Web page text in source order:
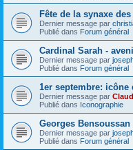
Fête de la synaxe
Dernier message par
Publié dans Forum général
Cardinal Sarah -
Dernier message par
Publié dans Forum général
1er septembre: icône
Dernier message par
Publié dans Iconographie
Georges Bensoussan
Dernier message par
Publié dans Forum général